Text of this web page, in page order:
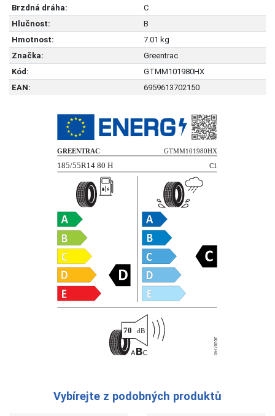
Brzdná dráha:
C
Hlučnost:
B
Hmotnost:
7.01 kg
Značka:
Greentrac
Kód:
GTMM101980HX
EAN:
6959613702150
Vybírejte z podobných produktů